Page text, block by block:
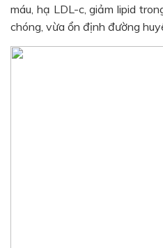
máu, hạ LDL-c, giảm lipid
chóng, vừa ổn định đường